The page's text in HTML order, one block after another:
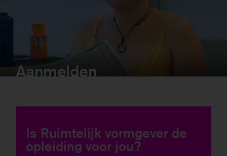
Aanmelden
Is Ruimtelijk vormgever de
opleiding voor jou?